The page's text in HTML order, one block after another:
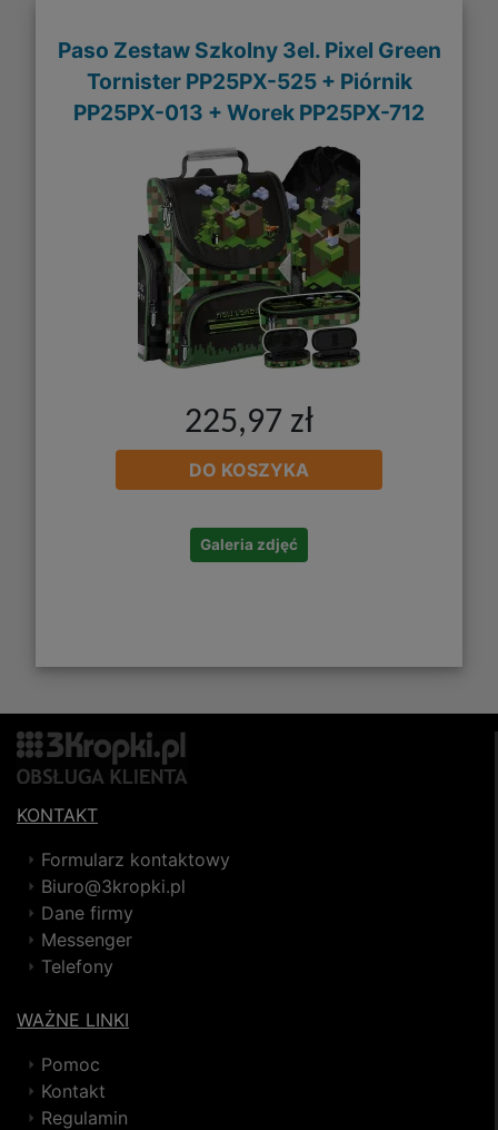
Paso Zestaw Szkolny 3el. Pixel Green
Tornister PP25PX-525 + Piórnik
PP25PX-013 + Worek PP25PX-712
225,97 zł
DO KOSZYKA
Galeria zdjęć
KONTAKT
Formularz kontaktowy
Biuro@3kropki.pl
Dane firmy
Messenger
Telefony
WAŻNE LINKI
Pomoc
Kontakt
Regulamin